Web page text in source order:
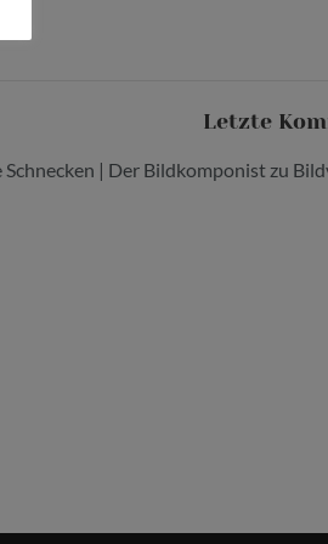
Letzte
| Der Bildkomponist zu